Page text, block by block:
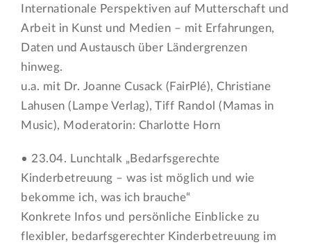
Internationale Perspektiven auf Mutterschaft und
Arbeit in Kunst und Medien – mit Erfahrungen,
Daten und Austausch über Ländergrenzen
hinweg.
u.a. mit Dr. Joanne Cusack (FairPlé), Christiane
Lahusen (Lampe Verlag), Tiff Randol (Mamas in
Music), Moderatorin: Charlotte Horn
• 23.04. Lunchtalk „Bedarfsgerechte
Kinderbetreuung – was ist möglich und wie
bekomme ich, was ich brauche“
Konkrete Infos und persönliche Einblicke zu
flexibler, bedarfsgerechter Kinderbetreuung im